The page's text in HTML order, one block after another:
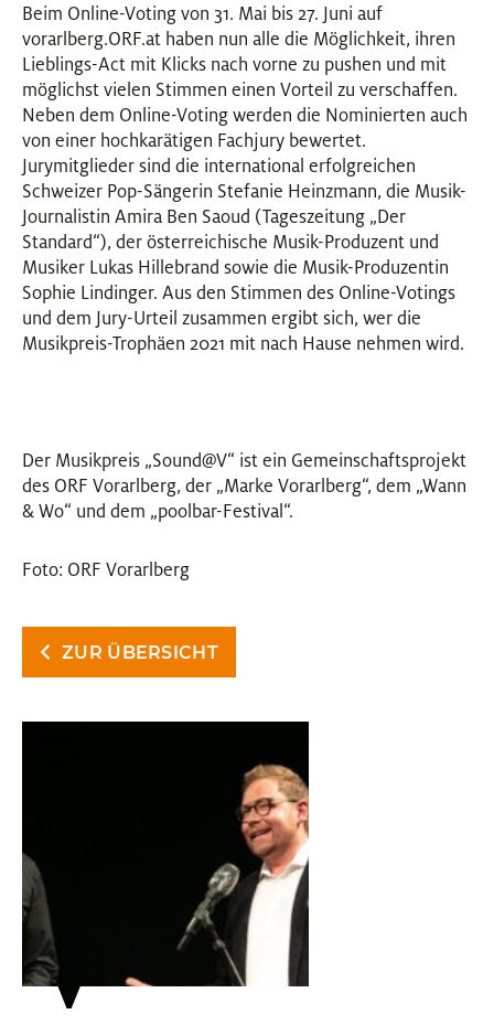
Beim Online-Voting von 31. Mai bis 27. Juni auf
vorarlberg.ORF.at haben nun alle die Möglichkeit, ihren
Lieblings-Act mit Klicks nach vorne zu pushen und mit
möglichst vielen Stimmen einen Vorteil zu verschaffen.
Neben dem Online-Voting werden die Nominierten auch
von einer hochkarätigen Fachjury bewertet.
Jurymitglieder sind die international erfolgreichen
Schweizer Pop-Sängerin Stefanie Heinzmann, die Musik-
Journalistin Amira Ben Saoud (Tageszeitung „Der
Standard“), der österreichische Musik-Produzent und
Musiker Lukas Hillebrand sowie die Musik-Produzentin
Sophie Lindinger. Aus den Stimmen des Online-Votings
und dem Jury-Urteil zusammen ergibt sich, wer die
Musikpreis-Trophäen 2021 mit nach Hause nehmen wird.
Der Musikpreis „Sound@V“ ist ein Gemeinschaftsprojekt
des ORF Vorarlberg, der „Marke Vorarlberg“, dem „Wann
& Wo“ und dem „poolbar-Festival“.
Foto: ORF Vorarlberg
ZUR ÜBERSICHT